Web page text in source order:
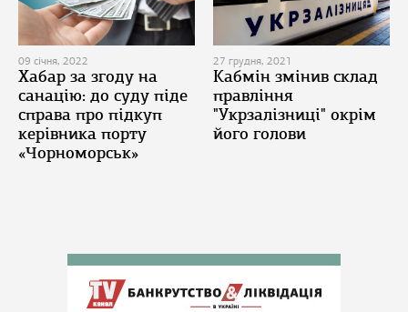
09 січня, 2022
Хабар за згоду на
санацію: до суду піде
справа про підкуп
керівника порту
«Чорноморськ»
27 грудня, 2021
Кабмін змінив склад
правління
"Укрзалізниці" окрім
його голови